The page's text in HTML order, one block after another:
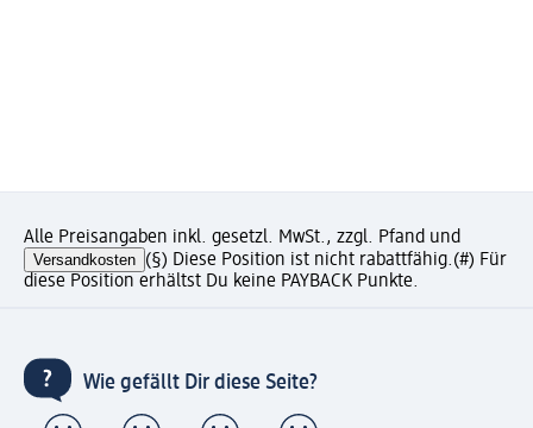
Alle Preisangaben inkl. gesetzl. MwSt., zzgl. Pfand und
Versandkosten (§) Diese Position ist nicht rabattfähig.(#) Für
diese Position erhältst Du keine PAYBACK Punkte.
Wie gefällt Dir diese Seite?